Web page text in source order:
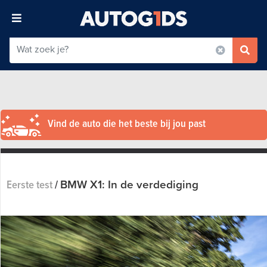
Vind de auto die het beste bij jou past
Eerste test/BMW X1: In de verdediging